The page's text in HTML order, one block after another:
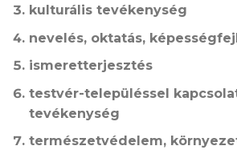
kulturális tevékenység
nevelés, oktatás,
ismeretterjesztés
testvér-településsel
tevékenység
természetvédelem,